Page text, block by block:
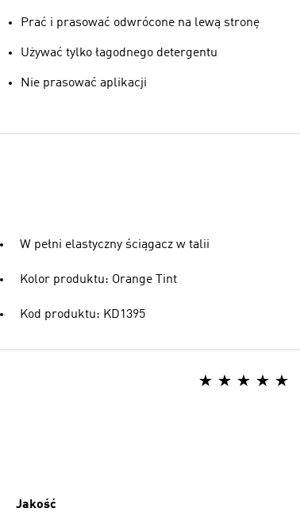
Prać i prasować odwrócone na lewą stronę
Używać tylko łagodnego detergentu
Nie prasować aplikacji
W pełni elastyczny ściągacz w talii
Kolor produktu: Orange Tint
Kod produktu: KD1395
Jakość